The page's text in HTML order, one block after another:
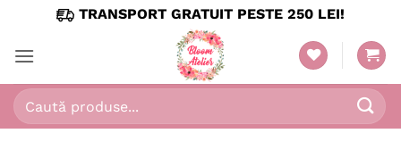
content
TRANSPORT GRATUIT PESTE 250 LEI!
Caută
după: